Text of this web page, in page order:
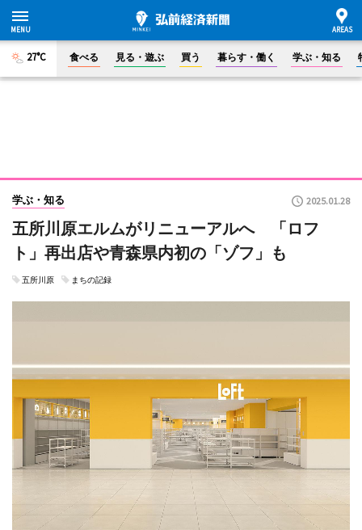
27°C 食べる 見る・遊ぶ 買う 暮らす・働く 学ぶ・知る
学ぶ・知る 2025.01.28
五所川原エルムがリニューアルへ 「ロフ
ト」再出店や青森県内初の「ゾフ」も
五所川原 まちの記録